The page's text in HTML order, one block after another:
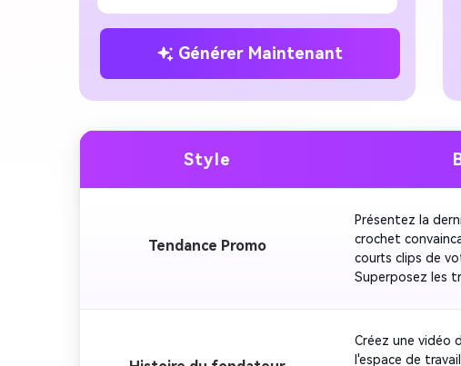
Générer Maintenant
Style
Tendance Promo
Présentez la
crochet
courts clips de
Superposez les
site. Maintenez
outro logo.
Créez une vidéo
l'espace de